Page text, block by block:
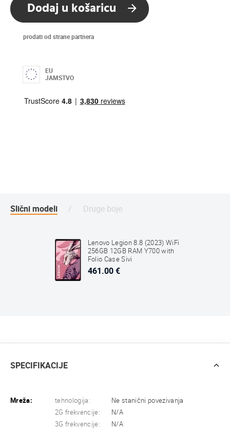
Dodaj u košaricu
prodati od strane partnera
EU
JAMSTVO
Slični modeli Druge boje
Lenovo Legion 8.8 (2023) WiFi
256GB 12GB RAM Y700 with
Folio Case Sivi
461.00 €
SPECIFIKACIJE
Mreža: tehnologija:
Ne stanični povezivanja
2G frekvencije:
N/A
3G frekvencije:
N/A